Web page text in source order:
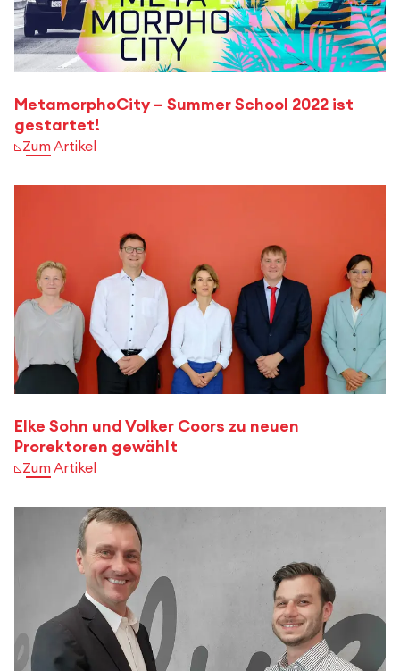
MetamorphoCity – Summer School 2022 ist
gestartet!
Zum Artikel
Elke Sohn und Volker Coors zu neuen
Prorektoren gewählt
Zum Artikel